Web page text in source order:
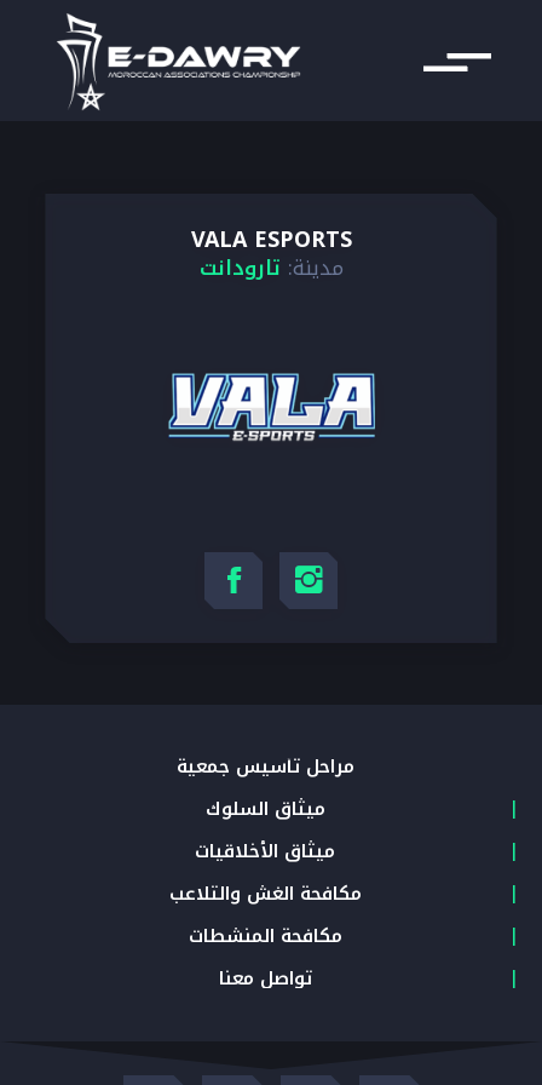
VALA ESPORTS
مدينة: تارودانت
مراحل تأسيس جمعية
ميثاق السلوك
ميثاق الأخلاقيات
مكافحة الغش والتلاعب
مكافحة المنشطات
تواصل معنا